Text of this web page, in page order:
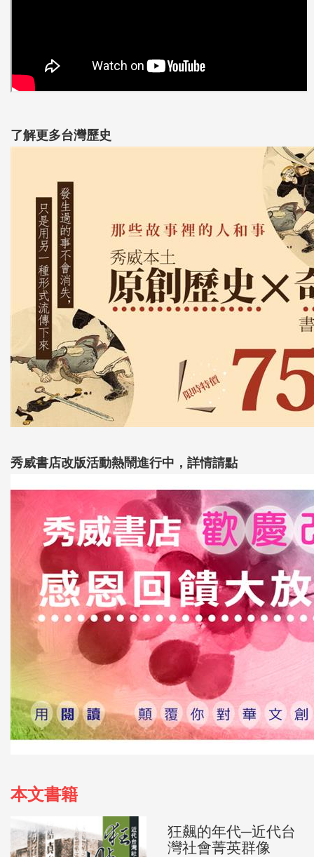
了解更多台灣歷史
秀威書店改版活動熱鬧進行中，詳情請點
本文書籍
狂飆的年代─近代台
灣社會菁英群像